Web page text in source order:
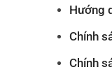
Hướng
Chính
Chính